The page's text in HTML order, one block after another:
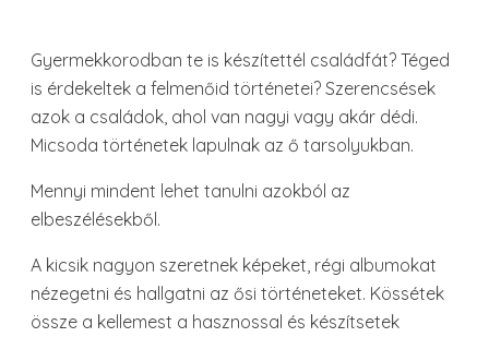
Gyermekkorodban te is készítettél családfát? Téged
is érdekeltek a felmenőid történetei? Szerencsések
azok a családok, ahol van nagyi vagy akár dédi.
Micsoda történetek lapulnak az ő tarsolyukban.
Mennyi mindent lehet tanulni azokból az
elbeszélésekből.
A kicsik nagyon szeretnek képeket, régi albumokat
nézegetni és hallgatni az ősi történeteket. Kössétek
össze a kellemest a hasznossal és készítsetek